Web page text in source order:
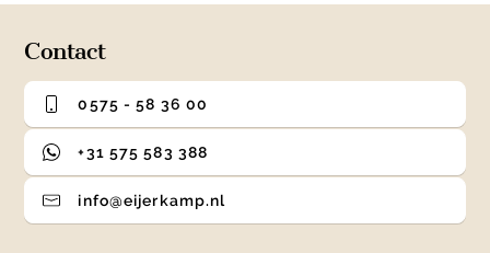
Contact
0575 - 58 36 00
+31 575 583 388
info@eijerkamp.nl